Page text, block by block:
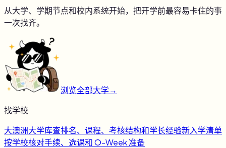
从大学、学期节点和校内系统开始，把开学前最容易卡住的事
一次找齐。
浏览全部大学→
找学校
大澳洲大学库查排名、课程、考核结构和学长经验新入学清单
按学校核对手续、选课和 O-Week 准备